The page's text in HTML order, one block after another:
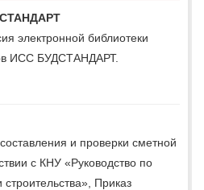
электронной библиотеки
ИСС БУДСТАНДАРТ.
и проверки сметной
с КНУ «Руководство по
Приказ